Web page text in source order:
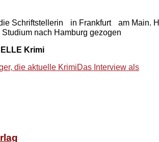
Schriftstellerin in Frankfurt am Main.
Studium nach Hamburg gezogen
Krimi
Das Interview als